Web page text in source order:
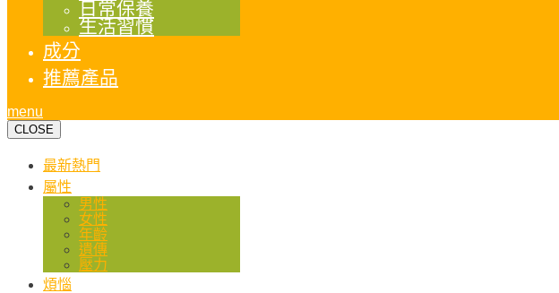
日常保養
生活習慣
成分
推薦產品
menu
CLOSE
最新熱門
屬性
男性
女性
年齡
遺傳
壓力
煩惱